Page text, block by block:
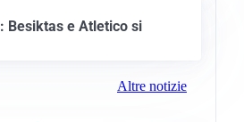
Besiktas e Atletico si
Altre notizie